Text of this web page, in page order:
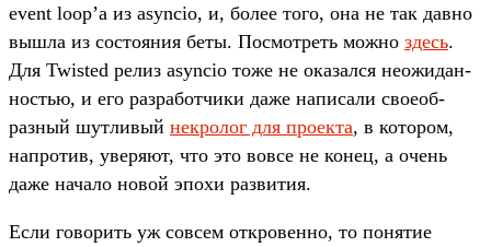
event loop’а из asyncio, и, более того, она не так дав­но
выш­ла из сос­тояния беты. Пос­мотреть мож­но здесь.
Для Twisted релиз asyncio тоже не ока­зал­ся неожи­дан­
ностью, и его раз­работ­чики даже написа­ли сво­еоб­
разный шут­ливый нек­ролог для про­екта, в котором,
нап­ротив, уве­ряют, что это вов­се не конец, а очень
даже начало новой эпо­хи раз­вития.
Ес­ли говорить уж сов­сем откро­вен­но, то понятие